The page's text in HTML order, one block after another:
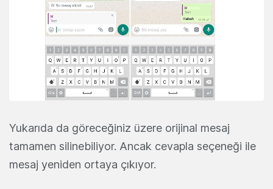
Yukarıda da göreceğiniz üzere orijinal mesaj
tamamen silinebiliyor. Ancak cevapla seçeneği ile
mesaj yeniden ortaya çıkıyor.